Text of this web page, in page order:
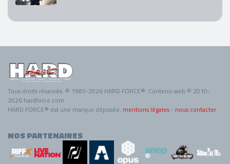
Tous droits réservés. © 1985-2026 HARD FORCE®. Contenu web © 2010-
2026 hardforce.com
HARD FORCE® est une marque déposée. mentions légales - nous contacter
NOS PARTENAIRES